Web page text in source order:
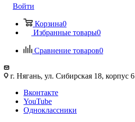
Войти
Корзина0
Избранные товары0
Сравнение товаров0
г. Нягань, ул. Сибирская 18, корпус 6
Вконтакте
YouTube
Одноклассники